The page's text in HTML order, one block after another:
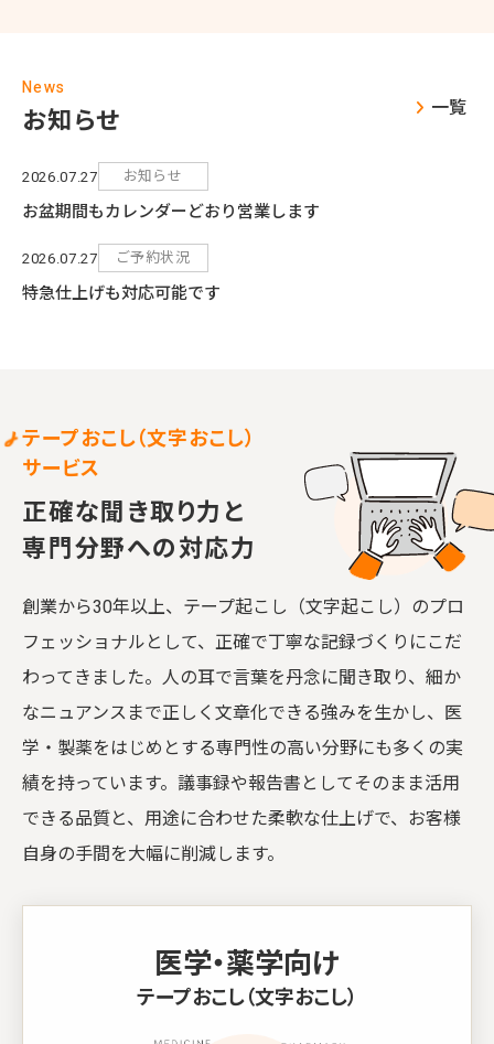
News
お知らせ 一覧
2026.07.27 お知らせ
お盆期間もカレンダーどおり営業します
2026.07.27 ご予約状況
特急仕上げも対応可能です
テープおこし（文字おこし）
サービス
正確な聞き取り力と
専門分野への対応力
創業から30年以上、テープ起こし（文字起こし）のプロ
フェッショナルとして、正確で丁寧な記録づくりにこだ
わってきました。人の耳で言葉を丹念に聞き取り、細か
なニュアンスまで正しく文章化できる強みを生かし、医
学・製薬をはじめとする専門性の高い分野にも多くの実
績を持っています。議事録や報告書としてそのまま活用
できる品質と、用途に合わせた柔軟な仕上げで、お客様
自身の手間を大幅に削減します。
医学・薬学向け
テープおこし（文字おこし）